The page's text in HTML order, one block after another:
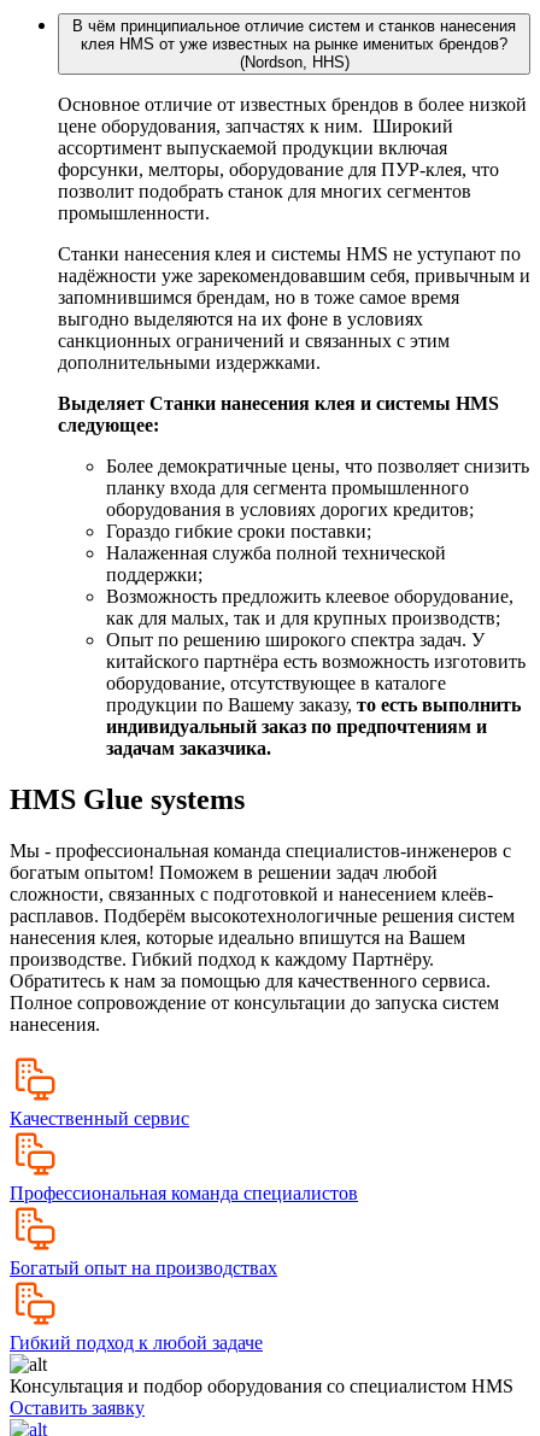
В чём принципиальное отличие систем и станков нанесения
клея HMS от уже известных на рынке именитых брендов?
(Nordson, HHS)
Основное отличие от известных брендов в более низкой
цене оборудования, запчастях к ним. Широкий
ассортимент выпускаемой продукции включая
форсунки, мелторы, оборудование для ПУР-клея, что
позволит подобрать станок для многих сегментов
промышленности.
Станки нанесения клея и системы HMS не уступают по
надёжности уже зарекомендовавшим себя, привычным и
запомнившимся брендам, но в тоже самое время
выгодно выделяются на их фоне в условиях
санкционных ограничений и связанных с этим
дополнительными издержками.
Выделяет Станки нанесения клея и системы HMS
следующее:
Более демократичные цены, что позволяет снизить
планку входа для сегмента промышленного
оборудования в условиях дорогих кредитов;
Гораздо гибкие сроки поставки;
Налаженная служба полной технической
поддержки;
Возможность предложить клеевое оборудование,
как для малых, так и для крупных производств;
Опыт по решению широкого спектра задач. У
китайского партнёра есть возможность изготовить
оборудование, отсутствующее в каталоге
продукции по Вашему заказу, то есть выполнить
индивидуальный заказ по предпочтениям и
задачам заказчика.
HMS Glue systems
Мы - профессиональная команда специалистов-инженеров с
богатым опытом! Поможем в решении задач любой
сложности, связанных с подготовкой и нанесением клеёв-
расплавов. Подберём высокотехнологичные решения систем
нанесения клея, которые идеально впишутся на Вашем
производстве. Гибкий подход к каждому Партнёру.
Обратитесь к нам за помощью для качественного сервиса.
Полное сопровождение от консультации до запуска систем
нанесения.
Качественный сервис
Профессиональная команда специалистов
Богатый опыт на производствах
Гибкий подход к любой задаче
Консультация и подбор оборудования со специалистом HMS
Оставить заявку